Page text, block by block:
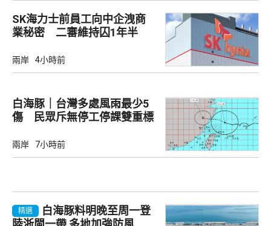
SK海力士前員工向中企洩商
業秘密 二審維持囚1年半
兩岸 4小時前
白海豚｜台灣多處風雨最少5
傷 民眾斥無停工停課雙重標
兩岸 7小時前
精選
白海豚料明晚至周一登